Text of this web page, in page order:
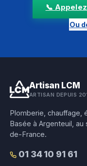
📞
Ou
Artisan LCM
ARTISAN DEPUIS
Plomberie, chauffage,
Basée à Argenteuil,
de-France.
01 34 10 91 61